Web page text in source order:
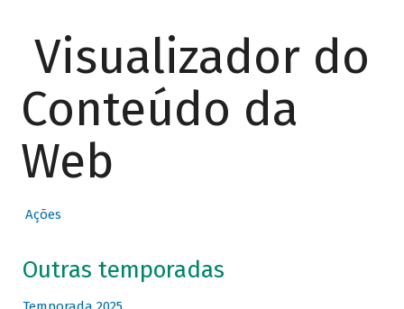
Visualizador do
Conteúdo da
Web
Ações
Outras temporadas